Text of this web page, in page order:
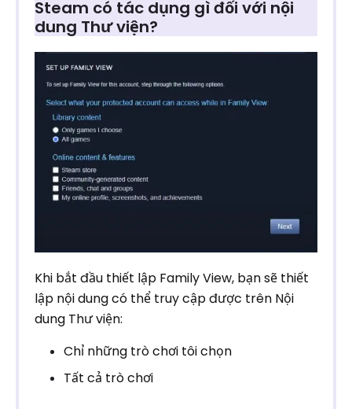
Steam có tác dụng gì đối với nội
dung Thư viện?
Khi bắt đầu thiết lập Family View, bạn sẽ thiết
lập nội dung có thể truy cập được trên Nội
dung Thư viện:
Chỉ những trò chơi tôi chọn
Tất cả trò chơi